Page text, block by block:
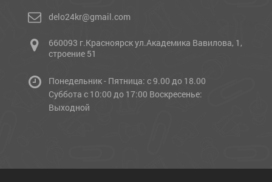
delo24kr@gmail.com
660093 г.Красноярск ул.Академика Вавилова, 1,
строение 51
Понедельник - Пятница: с 9.00 до 18.00
Cуббота с 10:00 до 17:00 Воскресенье:
Выходной